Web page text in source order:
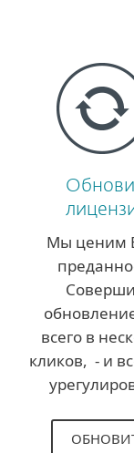
Мы ценим
всего в
кликов, - и